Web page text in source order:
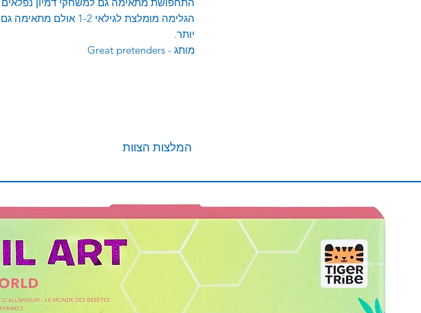
הגלימה מומלצת לגילאי 1-
יותר.
מותג - Great pretenders
המלצות הצוות